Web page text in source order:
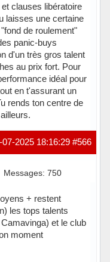
clauses libératoire
laisses une certaine
de roulement"
panic-buys
d'un très gros talent
au prix fort. Pour
idéal pour
en t'assurant un
rends ton centre de
#566
07-2025 18:16:29
Messages: 750
+ restent
les tops talents
et le club
moment